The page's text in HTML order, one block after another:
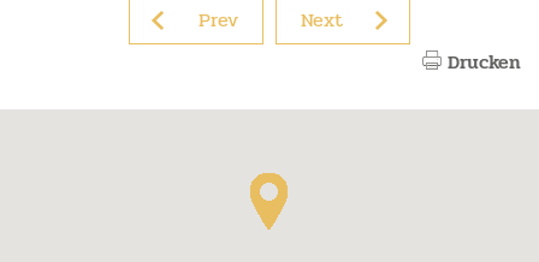
Prev
Next
Drucken